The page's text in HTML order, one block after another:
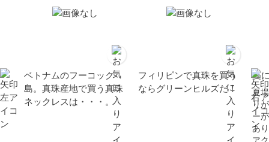
ベトナムのフーコック
島。真珠産地で買う真珠
ネックレスは・・・。
フィリピンで真珠を買う
ならグリーンヒルズだ！
夏
夏
り
ー
あ